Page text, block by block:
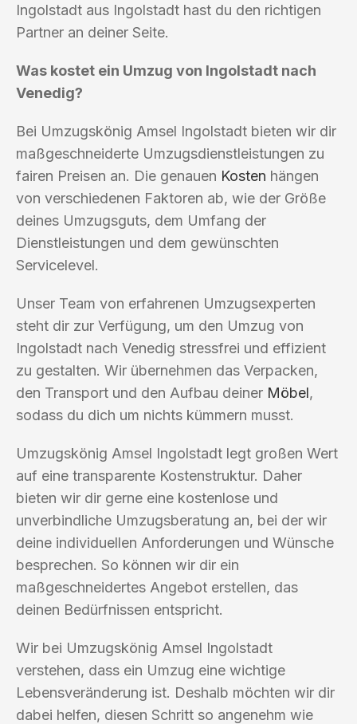
Ingolstadt aus Ingolstadt hast du den richtigen
Partner an deiner Seite.
Was kostet ein Umzug von Ingolstadt nach
Venedig?
Bei Umzugskönig Amsel Ingolstadt bieten wir dir
maßgeschneiderte Umzugsdienstleistungen zu
fairen Preisen an. Die genauen Kosten hängen
von verschiedenen Faktoren ab, wie der Größe
deines Umzugsguts, dem Umfang der
Dienstleistungen und dem gewünschten
Servicelevel.
Unser Team von erfahrenen Umzugsexperten
steht dir zur Verfügung, um den Umzug von
Ingolstadt nach Venedig stressfrei und effizient
zu gestalten. Wir übernehmen das Verpacken,
den Transport und den Aufbau deiner Möbel,
sodass du dich um nichts kümmern musst.
Umzugskönig Amsel Ingolstadt legt großen Wert
auf eine transparente Kostenstruktur. Daher
bieten wir dir gerne eine kostenlose und
unverbindliche Umzugsberatung an, bei der wir
deine individuellen Anforderungen und Wünsche
besprechen. So können wir dir ein
maßgeschneidertes Angebot erstellen, das
deinen Bedürfnissen entspricht.
Wir bei Umzugskönig Amsel Ingolstadt
verstehen, dass ein Umzug eine wichtige
Lebensveränderung ist. Deshalb möchten wir dir
dabei helfen, diesen Schritt so angenehm wie